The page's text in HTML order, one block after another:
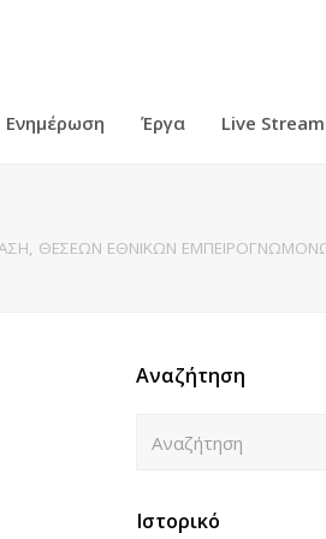
Ενημέρωση Έργα Live
ΘΕΣΕΩΝ ΕΘΝΙΚΩΝ
Αναζήτηση
Ιστορικό